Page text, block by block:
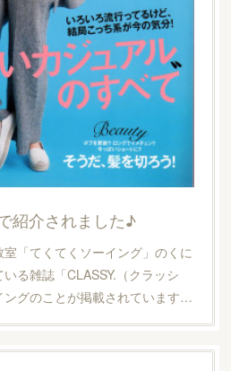
紹介されました♪
「てくてくソーイング」のくに
る雑誌「CLASSY.（クラッシ
ングのことが掲載されています…